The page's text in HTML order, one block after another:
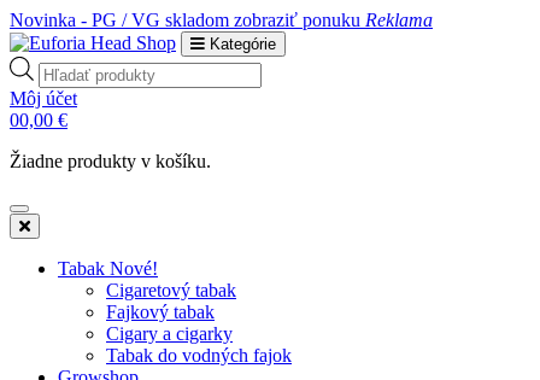
Novinka - PG / VG skladom zobraziť ponuku Reklama
Kategórie
Products
search
Môj účet
00,00 €
Žiadne produkty v košíku.
Tabak Nové!
Cigaretový tabak
Fajkový tabak
Cigary a cigarky
Tabak do vodných fajok